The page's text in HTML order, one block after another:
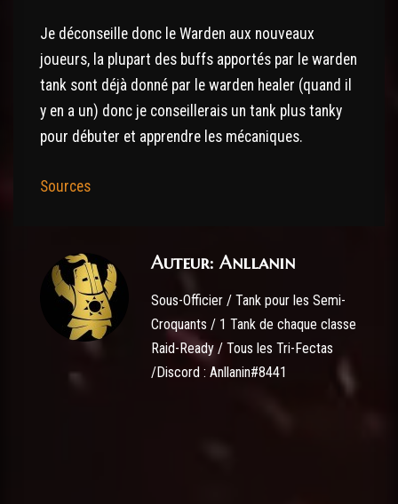
Je déconseille donc le Warden aux nouveaux
joueurs, la plupart des buffs apportés par le warden
tank sont déjà donné par le warden healer (quand il
y en a un) donc je conseillerais un tank plus tanky
pour débuter et apprendre les mécaniques.
Sources
Auteur: Anllanin
Sous-Officier / Tank pour les Semi-
Croquants / 1 Tank de chaque classe
Raid-Ready / Tous les Tri-Fectas
/Discord : Anllanin#8441